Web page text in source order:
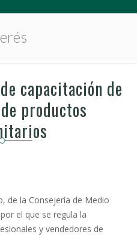
capacitación de
productos
de la Consejería de Medio
el que se regula la
y vendedores de